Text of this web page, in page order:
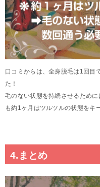
口コミからは、全身脱毛は1回目
た！
毛のない状態を持続させるため
も約1ヶ月はツルツルの状態をキ
4.まとめ